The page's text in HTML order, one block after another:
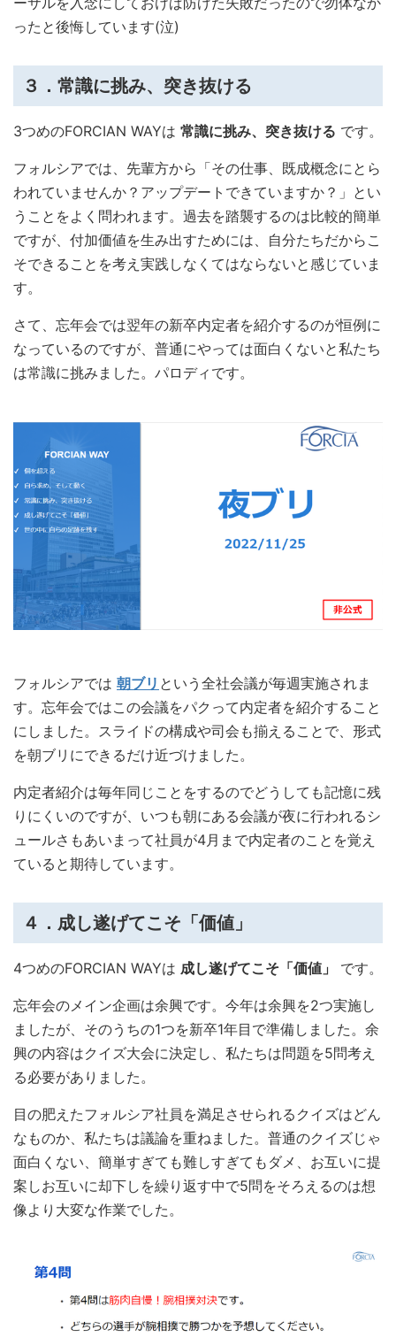
ったと後悔しています(泣)
３．常識に挑み、突き抜ける
3つめのFORCIAN WAYは 常識に挑み、突き抜ける です。
フォルシアでは、先輩方から「その仕事、既成概念にとら
われていませんか？アップデートできていますか？」とい
うことをよく問われます。過去を踏襲するのは比較的簡単
ですが、付加価値を生み出すためには、自分たちだからこ
そできることを考え実践しなくてはならないと感じていま
す。
さて、忘年会では翌年の新卒内定者を紹介するのが恒例に
なっているのですが、普通にやっては面白くないと私たち
は常識に挑みました。パロディです。
フォルシアでは 朝ブリ という全社会議が毎週実施されま
す。忘年会ではこの会議をパクって内定者を紹介すること
にしました。スライドの構成や司会も揃えることで、形式
を朝ブリにできるだけ近づけました。
内定者紹介は毎年同じことをするのでどうしても記憶に残
りにくいのですが、いつも朝にある会議が夜に行われるシ
ュールさもあいまって社員が4月まで内定者のことを覚え
ていると期待しています。
４．成し遂げてこそ「価値」
4つめのFORCIAN WAYは 成し遂げてこそ「価値」 です。
忘年会のメイン企画は余興です。今年は余興を2つ実施し
ましたが、そのうちの1つを新卒1年目で準備しました。余
興の内容はクイズ大会に決定し、私たちは問題を5問考え
る必要がありました。
目の肥えたフォルシア社員を満足させられるクイズはどん
なものか、私たちは議論を重ねました。普通のクイズじゃ
面白くない、簡単すぎても難しすぎてもダメ、お互いに提
案しお互いに却下しを繰り返す中で5問をそろえるのは想
像より大変な作業でした。